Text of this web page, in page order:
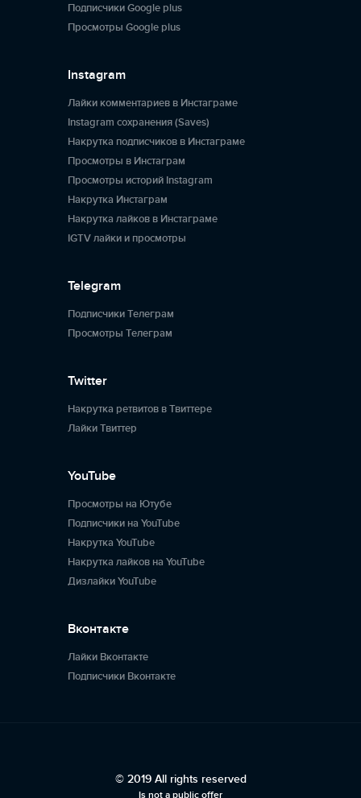
Подписчики Google plus
Просмотры Google plus
Instagram
Лайки комментариев в Инстаграме
Instagram сохранения (Saves)
Накрутка подписчиков в Инстаграме
Просмотры в Инстаграм
Просмотры историй Instagram
Накрутка Инстаграм
Накрутка лайков в Инстаграме
IGTV лайки и просмотры
Telegram
Подписчики Телеграм
Просмотры Телеграм
Twitter
Накрутка ретвитов в Твиттере
Лайки Твиттер
YouTube
Просмотры на Ютубе
Подписчики на YouTube
Накрутка YouTube
Накрутка лайков на YouTube
Дизлайки YouTube
Вконтакте
Лайки Вконтакте
Подписчики Вконтакте
© 2019 All rights reserved
Is not a public offer